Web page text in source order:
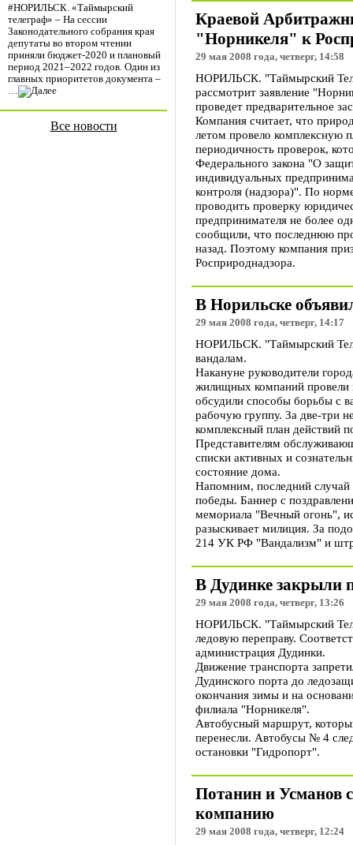
#НОРИЛЬСК. «Таймырский
телеграф» – На сессии
Законодательного собрания края
депутаты во втором чтении
приняли бюджет-2020 и плановый
период 2021–2022 годов. Один из
главных приоритетов документа –
…
Все новости
Краевой
"Норникеля" к
29 мая 2008 года, четверг, 14:58
НОРИЛЬСК. "Таймырский
рассмотрит заявление
проведет предварительное
Компания считает, что
летом провело комплексную
периодичность проверок,
Федерального закона "О
индивидуальных
контроля (надзора)". По
проводить проверку
предпринимателя не более
сообщили, что последнюю
назад. Поэтому компания
Росприроднадзора.
В Норильске
29 мая 2008 года, четверг, 14:17
НОРИЛЬСК. "Таймырский
вандалам.
Накануне руководители
жилищных компаний провели
обсудили способы борьбы с
рабочую группу. За две-три
комплексный план действий
Представителям
списки активных и
состояние дома.
Напомним, последний случай
победы. Баннер с
мемориала "Вечный огонь",
разыскивает милиция. За
214 УК РФ "Вандализм" и
В Дудинке закрыли
29 мая 2008 года, четверг, 13:26
НОРИЛЬСК. "Таймырский
ледовую переправу.
администрация Дудинки.
Движение транспорта
Дудинского порта до
окончания зимы и на
филиала "Норникеля".
Автобусный маршрут,
перенесли. Автобусы № 4
остановки "Гидропорт".
Потанин и Усманов
компанию
29 мая 2008 года, четверг, 12:24